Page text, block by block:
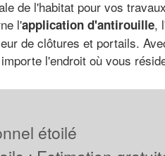
de l'habitat pour vos
l'application d'antirouille,
de clôtures et portails.
l'endroit où vous
étoilé